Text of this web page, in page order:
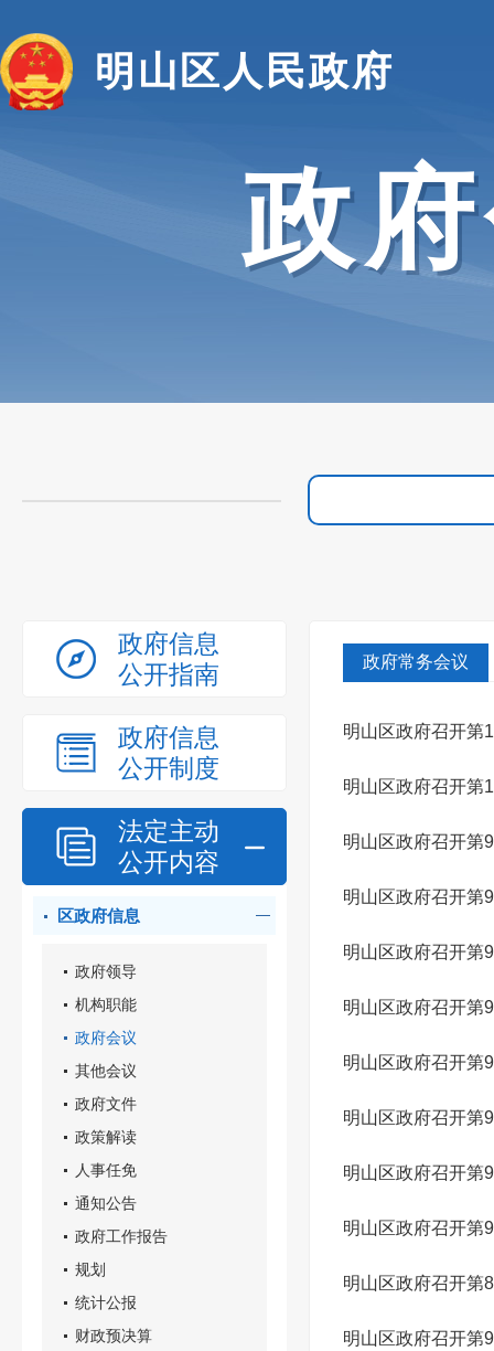
明山区人民政府
政
政府信息
公开指南
政府信息
公开制度
法定主动
公开内容
区政府信息
政府领导
机构职能
政府会议
其他会议
政府文件
政策解读
人事任免
通知公告
政府工作报告
规划
统计公报
财政预决算
政府常务会议
明山区政府召开第
明山区政府召开第
明山区政府召开第
明山区政府召开第
明山区政府召开第
明山区政府召开第
明山区政府召开第
明山区政府召开第
明山区政府召开第
明山区政府召开第
明山区政府召开第
明山区政府召开第